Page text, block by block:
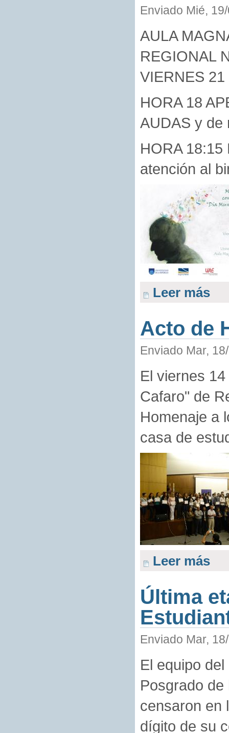
Enviado Mié,
AULA
REGIONAL
VIERNES
HORA 18
AUDAS y de
HORA
atención al
Leer más
Acto de
Enviado Mar,
El viernes
Cafaro" de
Homenaje a
casa de
Leer más
Última
Enviado Mar,
El equipo
Posgrado
censaron en
dígito de su